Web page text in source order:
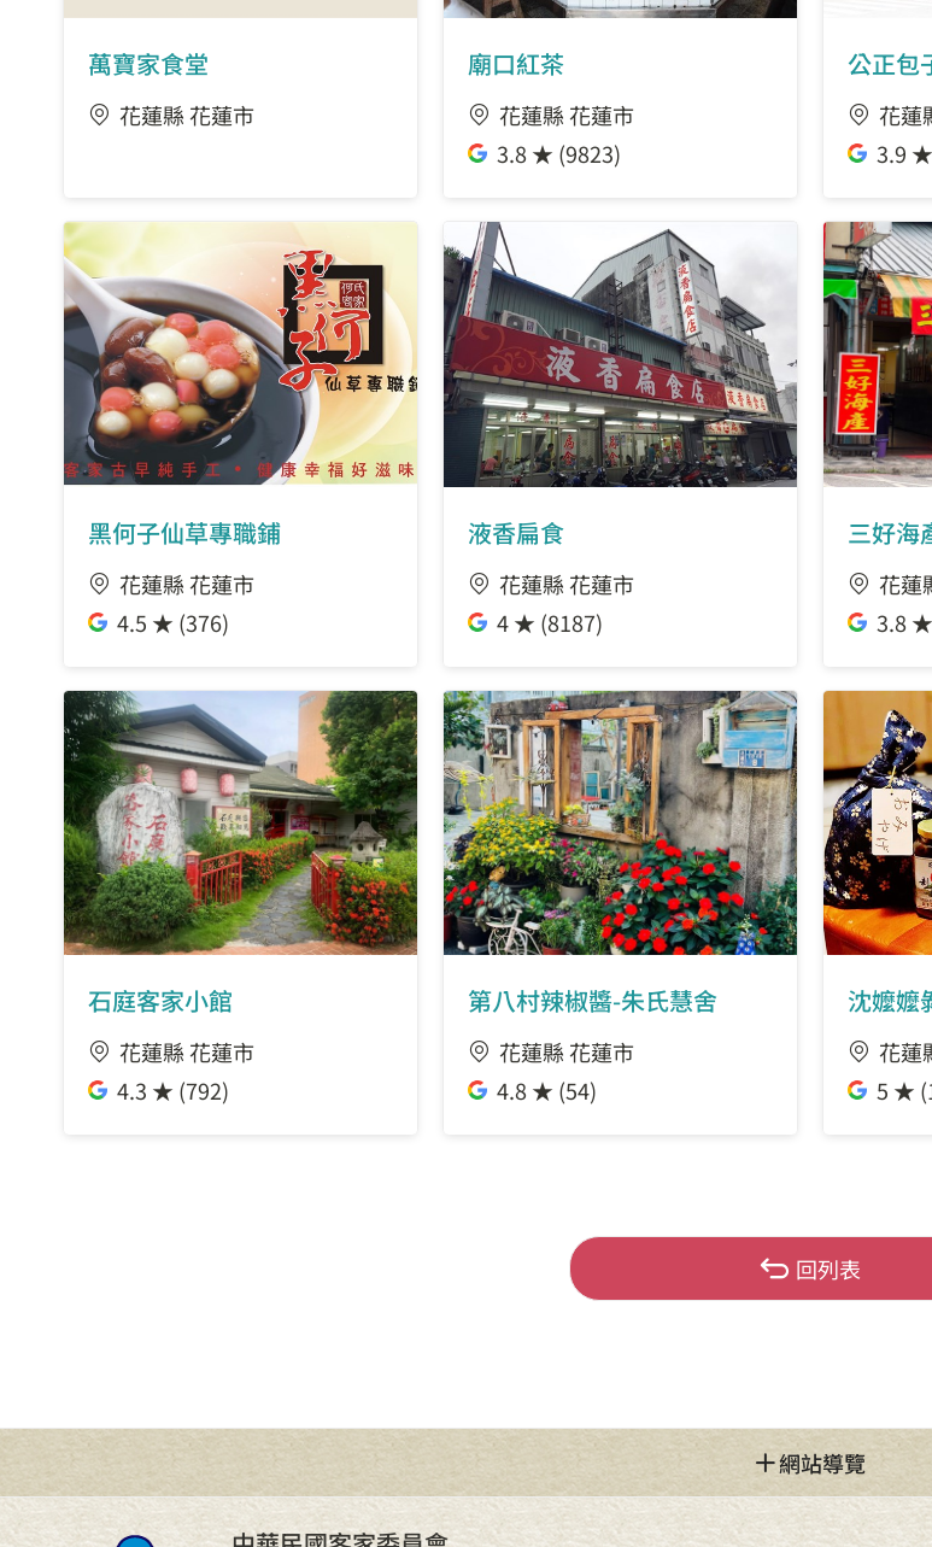
萬寶家食堂
花蓮縣 花蓮市
廟口紅茶
花蓮縣 花蓮市
3.8 ★ (9823)
公正包
花蓮
3.9
黑何子仙草專職鋪
花蓮縣 花蓮市
4.5 ★ (376)
液香扁食
花蓮縣 花蓮市
4 ★ (8187)
三好海
花蓮
3.8
石庭客家小館
花蓮縣 花蓮市
4.3 ★ (792)
第八村辣椒醬-朱氏慧舍
花蓮縣 花蓮市
4.8 ★ (54)
沈嬤嬤
花蓮
5 ★
回列表
網站導覽